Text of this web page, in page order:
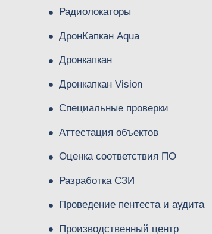
Радиолокаторы
ДронКапкан Aqua
Дронкапкан
Дронкапкан Vision
Специальные проверки
Аттестация объектов
Оценка соответствия ПО
Разработка СЗИ
Проведение пентеста и аудита
Производственный центр